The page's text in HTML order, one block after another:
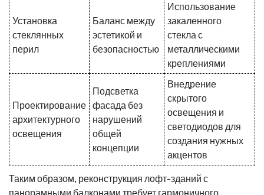
Установка
стеклянных
перил
Баланс между
эстетикой и
безопасностью
Использование
закаленного
стекла с
металлическими
креплениями
Проектирование
архитектурного
освещения
Подсветка
фасада без
нарушений
общей
концепции
Внедрение
скрытого
освещения и
светодиодов для
создания нужных
акцентов
Таким образом, реконструкция лофт-зданий с
панорамными балконами требует гармоничного